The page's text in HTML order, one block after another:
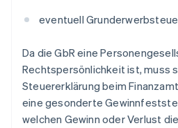
eventuell
Da die GbR eine
Rechtspersönlichkeit ist, muss
Steuererklärung beim
eine gesonderte
welchen Gewinn oder Verlust